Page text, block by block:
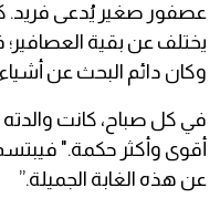
عصفور صغير يُدعى فريد.
يختلف عن بقية
وكان دائم البحث عن
في كل صباح، كانت والدته
أقوى وأكثر حكمة."
عن هذه الغابة الجميلة.”